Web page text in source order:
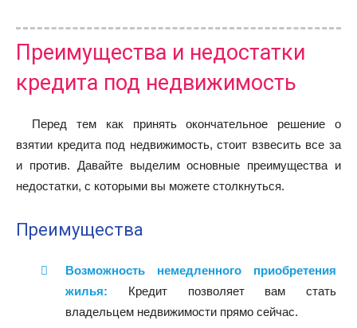
Преимущества и недостатки
кредита под недвижимость
Перед тем как принять окончательное решение о
взятии кредита под недвижимость, стоит взвесить все за
и против. Давайте выделим основные преимущества и
недостатки, с которыми вы можете столкнуться.
Преимущества
Возможность немедленного приобретения
жилья: Кредит позволяет вам стать
владельцем недвижимости прямо сейчас.